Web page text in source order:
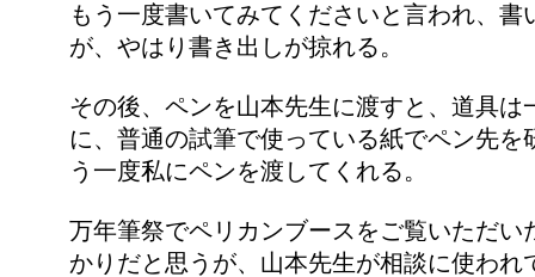
もう一度書いてみてくださいと言われ、書
が、やはり書き出しが掠れる。
その後、ペンを山本先生に渡すと、道具は
に、普通の試筆で使っている紙でペン先を
う一度私にペンを渡してくれる。
万年筆祭でペリカンブースをご覧いただい
かりだと思うが、山本先生が相談に使われ